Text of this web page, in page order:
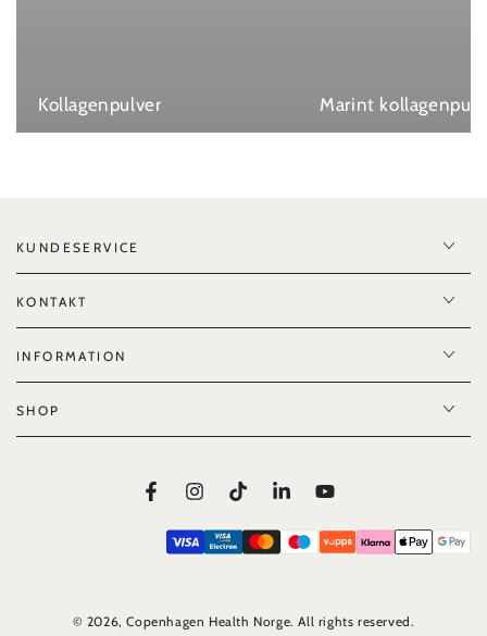
Kollagenpulver Marint
KUNDESERVICE
KONTAKT
INFORMATION
SHOP
FacebookInstagramTikTokLinkedInYouTube
© 2026,Copenhagen Health Norge. All rights reserved.